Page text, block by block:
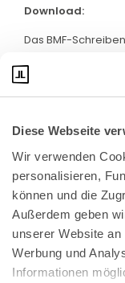
Diese Webseite
Wir verwenden
personalisieren,
können und die
Außerdem geben
unserer Website
Werbung und
Informationen
Download:
Das BMF-
53113 Bonn